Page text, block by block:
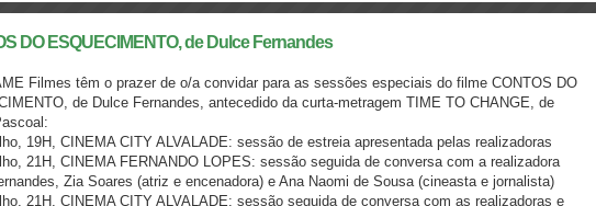
DO ESQUECIMENTO, de Dulce Fernandes
Filmes têm o prazer de o/a convidar para as sessões especiais do filme CONTOS DO
de Dulce Fernandes, antecedido da curta-metragem TIME TO CHANGE, de
19H, CINEMA CITY ALVALADE: sessão de estreia apresentada pelas realizadoras
21H, CINEMA FERNANDO LOPES: sessão seguida de conversa com a realizadora
Zia Soares (atriz e encenadora) e Ana Naomi de Sousa (cineasta e jornalista)
21H, CINEMA CITY ALVALADE: sessão seguida de conversa com as realizadoras e